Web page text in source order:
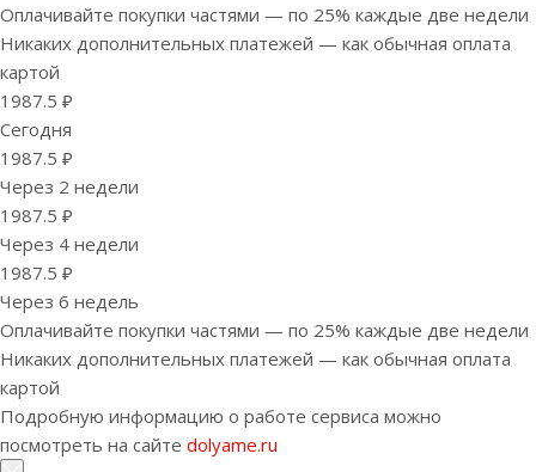
Оплачивайте покупки частями — по 25% каждые две недели
Никаких дополнительных платежей — как обычная оплата
картой
1987.5 ₽
Сегодня
1987.5 ₽
Через 2 недели
1987.5 ₽
Через 4 недели
1987.5 ₽
Через 6 недель
Оплачивайте покупки частями — по 25% каждые две недели
Никаких дополнительных платежей — как обычная оплата
картой
Подробную информацию о работе сервиса можно
посмотреть на сайте dolyame.ru